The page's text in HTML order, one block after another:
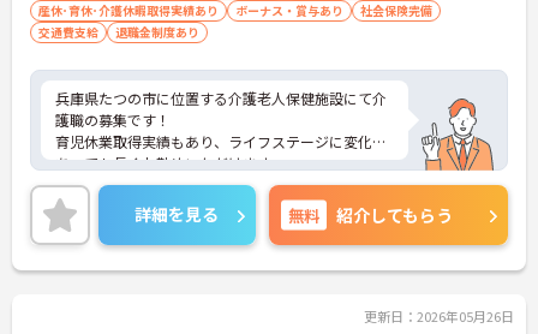
産休･育休･介護休暇取得実績あり
ボーナス・賞与あり
社会保険完備
交通費支給
退職金制度あり
兵庫県たつの市に位置する介護老人保健施設にて介
護職の募集です！
育児休業取得実績もあり、ライフステージに変化が
あっても長くお勤めいただけます。
ご興味ある方には、面接対策ポイントなど、さらに
詳細をお話しいたしますのでお気軽にご相談くださ
い！
詳細を見る 無料 紹介してもらう
更新日：2026年05月26日